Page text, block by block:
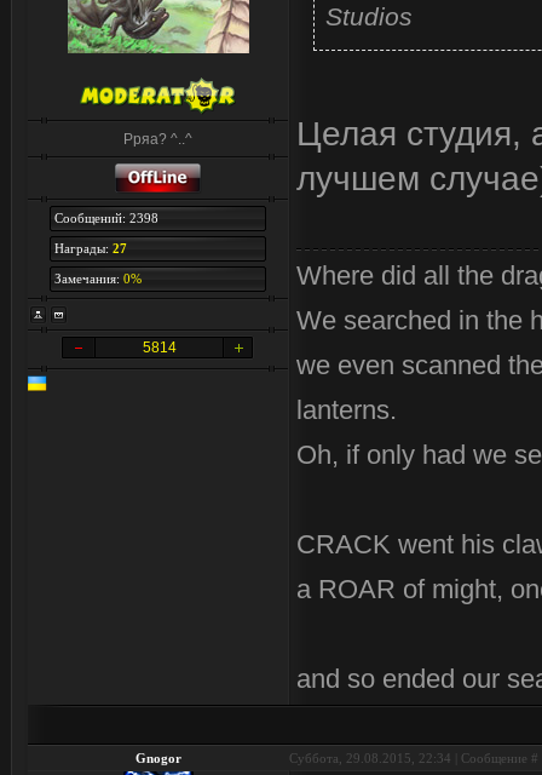
Рряа? ^..^
Сообщений: 2398
Награды: 27
Замечания: 0%
5814
Studios
Целая студия,
лучшем
Where did all the
We searched in the
we even scanned
lanterns.
Oh, if only had we
CRACK went his
a ROAR of might,
and so ended our
Gnogor Суббота, 29.08.2015, 22:34 | Сообщение #